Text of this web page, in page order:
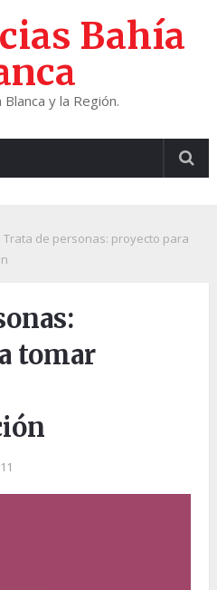
Bahía
y la Región.
Trata de personas: proyecto para
tomar